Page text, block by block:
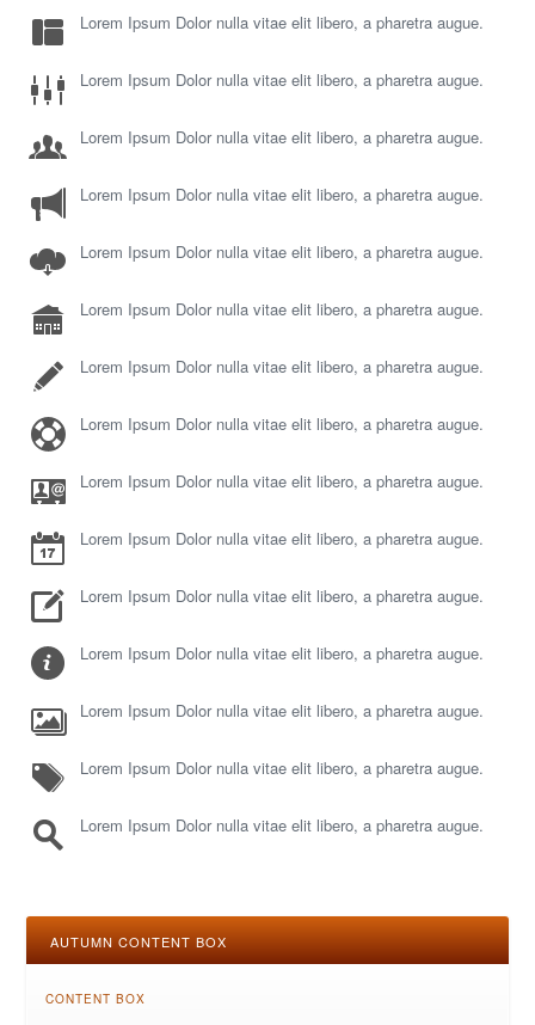
Lorem Ipsum Dolor nulla vitae elit libero, a pharetra augue.
Lorem Ipsum Dolor nulla vitae elit libero, a pharetra augue.
Lorem Ipsum Dolor nulla vitae elit libero, a pharetra augue.
Lorem Ipsum Dolor nulla vitae elit libero, a pharetra augue.
Lorem Ipsum Dolor nulla vitae elit libero, a pharetra augue.
Lorem Ipsum Dolor nulla vitae elit libero, a pharetra augue.
Lorem Ipsum Dolor nulla vitae elit libero, a pharetra augue.
Lorem Ipsum Dolor nulla vitae elit libero, a pharetra augue.
Lorem Ipsum Dolor nulla vitae elit libero, a pharetra augue.
Lorem Ipsum Dolor nulla vitae elit libero, a pharetra augue.
Lorem Ipsum Dolor nulla vitae elit libero, a pharetra augue.
Lorem Ipsum Dolor nulla vitae elit libero, a pharetra augue.
Lorem Ipsum Dolor nulla vitae elit libero, a pharetra augue.
Lorem Ipsum Dolor nulla vitae elit libero, a pharetra augue.
Lorem Ipsum Dolor nulla vitae elit libero, a pharetra augue.
AUTUMN CONTENT BOX
CONTENT BOX